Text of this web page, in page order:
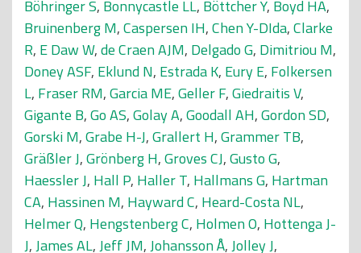
Böhringer S, Bonnycastle LL, Böttcher Y, Boyd HA,
Bruinenberg M,Caspersen IH,Chen Y-DIda,Clarke
R, E Daw W,de Craen AJM, Delgado G, Dimitriou M,
Doney ASF, Eklund N, Estrada K, Eury E, Folkersen
L, Fraser RM,Garcia ME,Geller F,Giedraitis V,
Gigante B,Go AS,Golay A,Goodall AH,Gordon SD,
Gorski M,Grabe H-J,Grallert H,Grammer TB,
Gräßler J,Grönberg H,Groves CJ,Gusto G,
Haessler J, Hall P, Haller T, Hallmans G, Hartman
CA, Hassinen M, Hayward C, Heard-Costa NL,
Helmer Q, Hengstenberg C, Holmen O, Hottenga J-
J,James AL,Jeff JM,Johansson Å,Jolley J,